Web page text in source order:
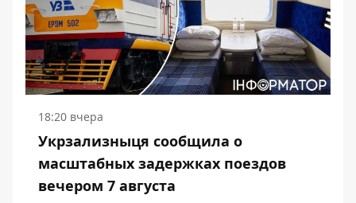
18:20 вчера
Укрзализныця сообщила о
масштабных задержках поездов
вечером 7 августа